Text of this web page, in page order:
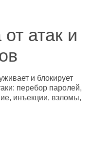
атак и
и блокирует
перебор паролей,
инъекции, взломы,